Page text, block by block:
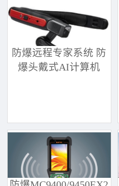
防爆远程专家系统 防
爆头戴式AI计算机